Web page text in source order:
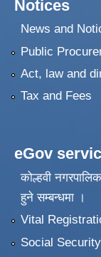
Notices
News and
Public
Act, law and
Tax and Fees
eGov
कोल्हवी
हुने सम्बन्धमा ।
Vital
Social Security